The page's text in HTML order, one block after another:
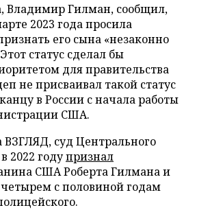
Владимир Гилман, сообщил,
2023 года просила
его сына «незаконно
статус сделал бы
для правительства
не присваивал такой статус
в России с начала работы
США.
ВЗГЛЯД, суд Центрального
2022 годупризнал
США Роберта Гилмана и
с половиной годам